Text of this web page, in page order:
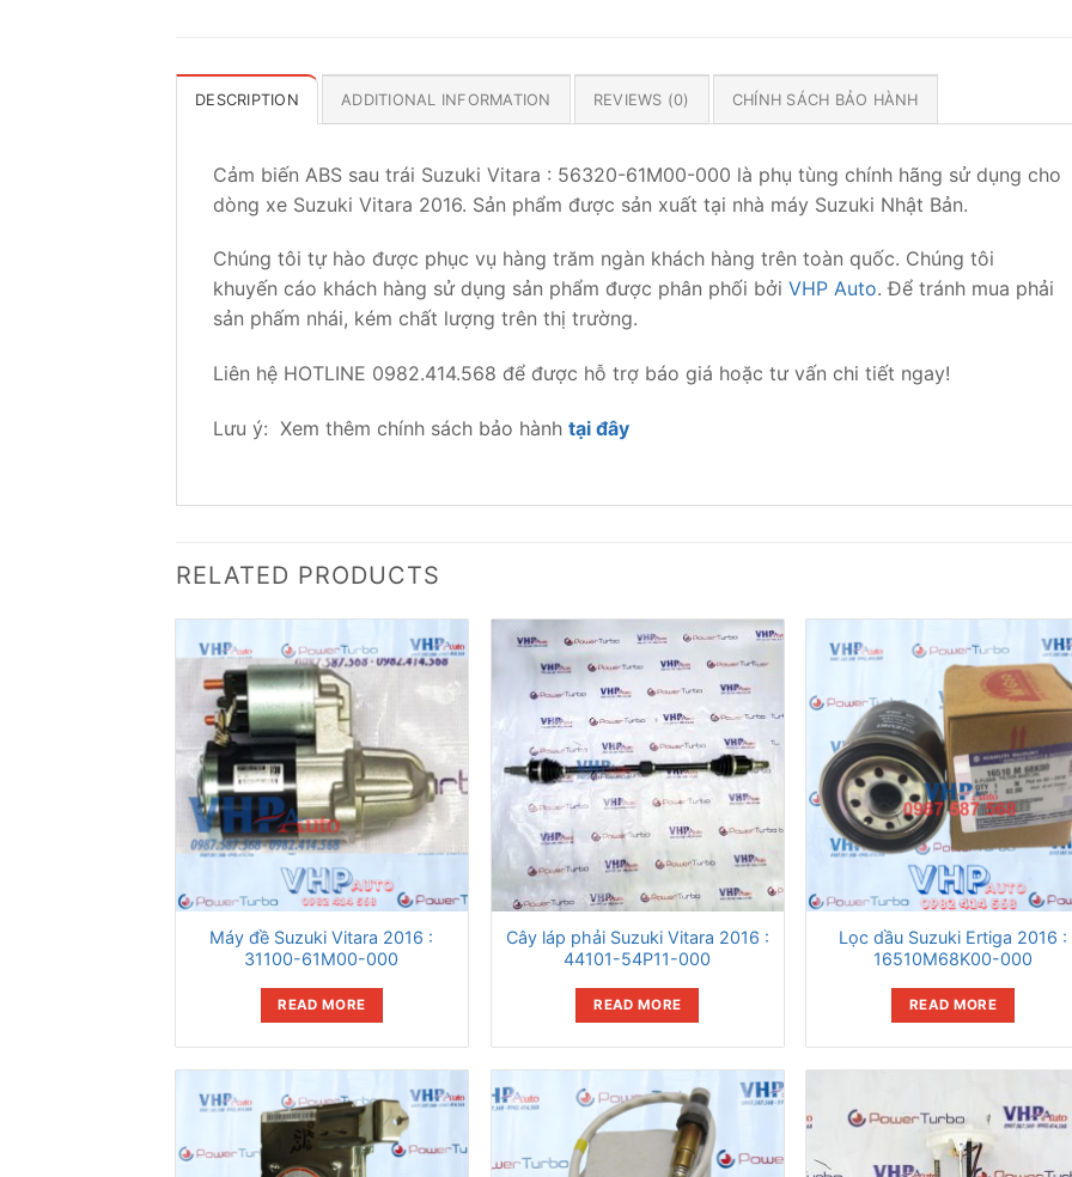
DESCRIPTION ADDITIONAL INFORMATION REVIEWS (0) CHÍNH SÁCH BẢO HÀNH
Cảm biến ABS sau trái Suzuki Vitara : 56320-61M00-000 là phụ tùng chính hãng sử dụng cho
dòng xe Suzuki Vitara 2016. Sản phẩm được sản xuất tại nhà máy Suzuki Nhật Bản.
Chúng tôi tự hào được phục vụ hàng trăm ngàn khách hàng trên toàn quốc. Chúng tôi
khuyến cáo khách hàng sử dụng sản phẩm được phân phối bởi VHP Auto. Để tránh mua phải
sản phấm nhái, kém chất lượng trên thị trường.
Liên hệ HOTLINE 0982.414.568 để được hỗ trợ báo giá hoặc tư vấn chi tiết ngay!
Lưu ý: Xem thêm chính sách bảo hành tại đây
RELATED PRODUCTS
Máy đề Suzuki Vitara 2016 :
31100-61M00-000
READ MORE
Cây láp phải Suzuki Vitara 2016 :
44101-54P11-000
READ MORE
Lọc dầu Suzuki Ertiga 2016 :
16510M68K00-000
READ MORE